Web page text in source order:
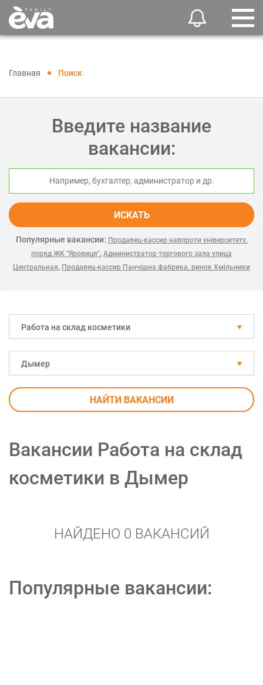
Главная Поиск
Введите название
вакансии:
ИСКАТЬ
Популярные вакансии: Продавец-кассир навпроти університету,
поряд ЖК "Яровиця", Администратор торгового зала улица
Центральная, Продавец-кассир Панчішна фабрика, ринок Хмільники
Работа на склад косметики
Дымер
НАЙТИ ВАКАНСИИ
Вакансии Работа на склад
косметики в Дымер
НАЙДЕНО 0 ВАКАНСИЙ
Популярные вакансии: